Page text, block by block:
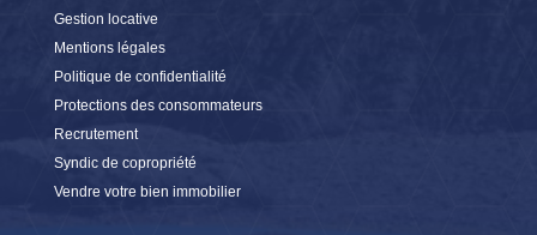
Gestion locative
Mentions légales
Politique de confidentialité
Protections des consommateurs
Recrutement
Syndic de copropriété
Vendre votre bien immobilier